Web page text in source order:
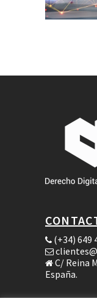
(+34) 649
C/ Reina
España.